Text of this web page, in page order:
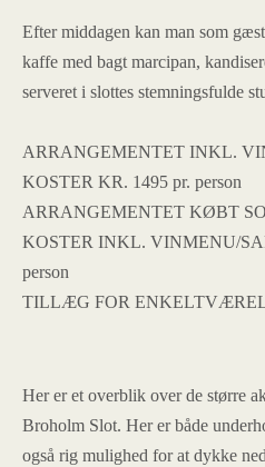
Efter middagen kan man som
kaffe med bagt marcipan,
serveret i slottes stemningsfulde
ARRANGEMENTET INKL.
KOSTER KR. 1495 pr. person
ARRANGEMENTET KØBT
KOSTER INKL. VINMENU/
person
TILLÆG FOR
Her er et overblik over de større
Broholm Slot. Her er både
også rig mulighed for at dykke